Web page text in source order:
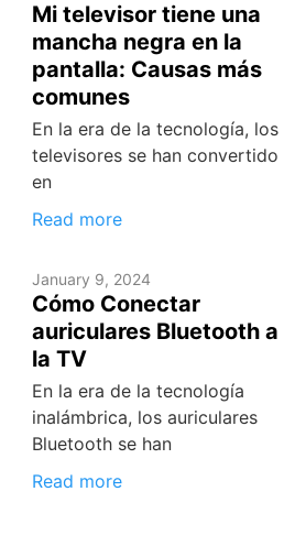
Mi televisor tiene una
mancha negra en la
pantalla: Causas más
comunes
En la era de la tecnología, los
televisores se han convertido
en
Read more
January 9, 2024
Cómo Conectar
auriculares Bluetooth a
la TV
En la era de la tecnología
inalámbrica, los auriculares
Bluetooth se han
Read more